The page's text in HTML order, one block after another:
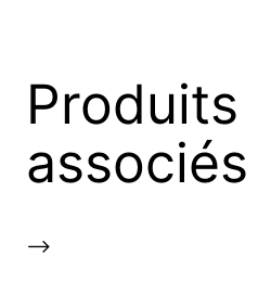
Produits
associés
-->